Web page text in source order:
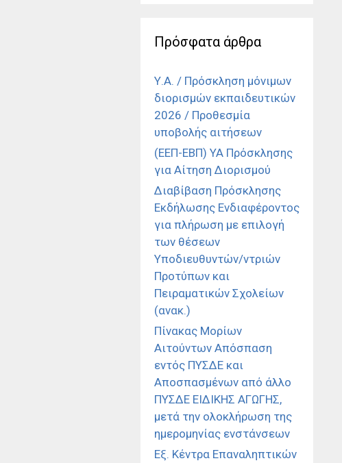
Πρόσφατα άρθρα
Υ.Α. / Πρόσκληση μόνιμων
διορισμών εκπαιδευτικών
2026 / Προθεσμία
υποβολής αιτήσεων
(ΕΕΠ-ΕΒΠ) ΥΑ Πρόσκλησης
για Αίτηση Διορισμού
Διαβίβαση Πρόσκλησης
Εκδήλωσης Ενδιαφέροντος
για πλήρωση με επιλογή
των θέσεων
Υποδιευθυντών/ντριών
Προτύπων και
Πειραματικών Σχολείων
(ανακ.)
Πίνακας Μορίων
Αιτούντων Απόσπαση
εντός ΠΥΣΔΕ και
Αποσπασμένων από άλλο
ΠΥΣΔΕ ΕΙΔΙΚΗΣ ΑΓΩΓΗΣ,
μετά την ολοκλήρωση της
ημερομηνίας ενστάνσεων
Εξ. Κέντρα Επαναληπτικών